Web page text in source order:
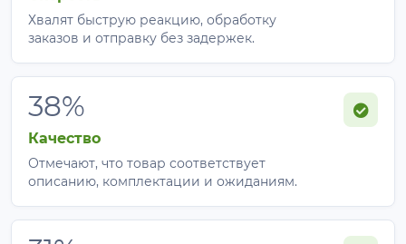
Хвалят быструю реакцию, обработку
заказов и отправку без задержек.
38%
Качество
Отмечают, что товар соответствует
описанию, комплектации и ожиданиям.